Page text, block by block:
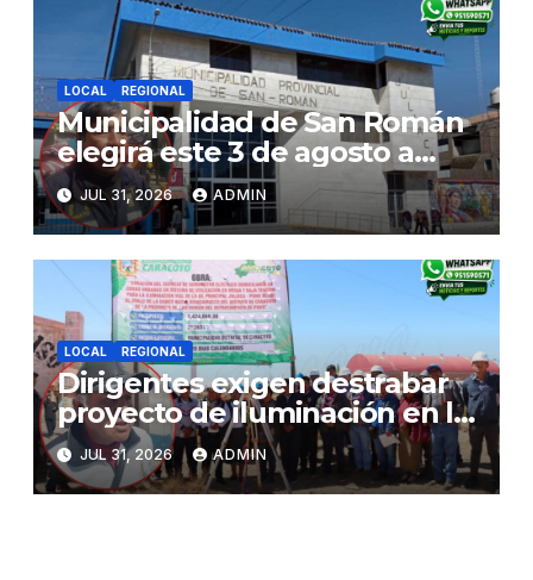
LOCAL REGIONAL
Municipalidad de San Román
elegirá este 3 de agosto a
representantes del Comité
de Seguridad y Salud en el
Trabajo
JUL 31, 2026 ADMIN
LOCAL REGIONAL
Dirigentes exigen destrabar
proyecto de iluminación en la
salida a Puno y alertan por
demora que pone en riesgo a
conductores
JUL 31, 2026 ADMIN